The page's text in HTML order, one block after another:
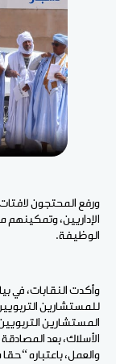
ورفع المحتجون
الإداريين، وتمكينهم
الوظيفة.
وأكدت النقابات، في
للمستشارين
المستشارين
الأسلاك، بعد
والعمل، باعتباره